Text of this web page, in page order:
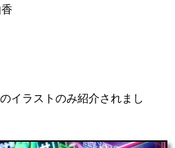
のイラストのみ紹介されまし